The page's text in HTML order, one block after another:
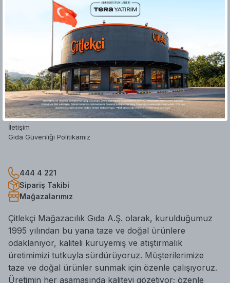
444 4 221
Sipariş Takibi
Mağazalarımız
Çitlekçi Mağazacılık Gıda A.Ş. olarak, kurulduğumuz
1995 yılından bu yana taze ve doğal ürünlere
odaklanıyor, kaliteli kuruyemiş ve atıştırmalık
üretimimizi tutkuyla sürdürüyoruz. Müşterilerimize
taze ve doğal ürünler sunmak için özenle çalışıyoruz.
Üretimin her aşamasında kaliteyi gözetiyor; özenle
Kişisel Verilerin Korunması
Kurumsal Fatura
ETK bilgilendirme metni
Bilgi Toplumu Hizmetleri
Hakkımızda
Yatırımcı İlişkileri
Mağazalar
Blog
Hesap Silme Formu
İş Başvuru Formu
İletişim
Gıda Güvenliği Politikamız